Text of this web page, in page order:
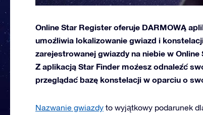
Online Star Register oferuje DARMOWĄ
umożliwia lokalizowanie gwiazd i
zarejestrowanej gwiazdy na niebie w
Z aplikacją Star Finder możesz odnaleźć
przeglądać bazę konstelacji w oparciu o
Nazwanie gwiazdy to wyjątkowy podarunek